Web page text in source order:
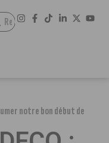
notre bon début de